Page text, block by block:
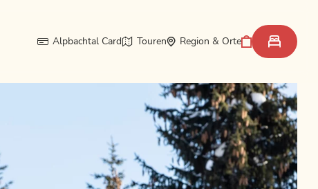
Alpbachtal Card Touren Region & Orte